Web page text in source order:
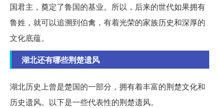
国君主，奠定了鲁国的基业。所以，后来的世代如果拥有
鲁姓，就可以追溯到伯禽，有着光荣的家族历史和深厚的
文化底蕴。
湖北还有哪些荆楚遗风
湖北历史上曾是楚国的一部分，拥有着丰富的荆楚文化和
历史遗风。以下是一些代表性的荆楚遗风。